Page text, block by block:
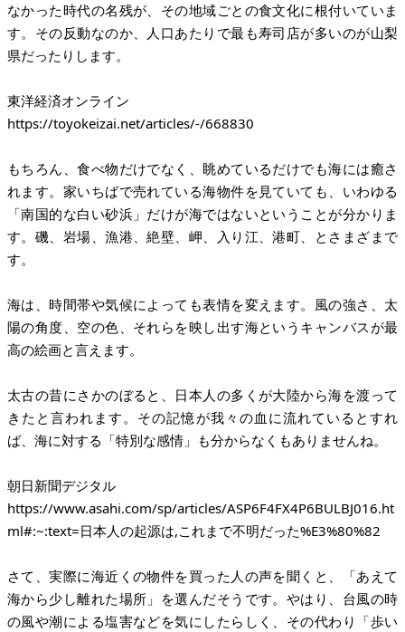
なかった時代の名残が、その地域ごとの食文化に根付いていま
す。その反動なのか、人口あたりで最も寿司店が多いのが山梨
県だったりします。
https://toyokeizai.net/articles/-/668830
もちろん、食べ物だけでなく、眺めているだけでも海には癒さ
れます。家いちばで売れている海物件を見ていても、いわゆる
「南国的な白い砂浜」だけが海ではないということが分かりま
す。磯、岩場、漁港、絶壁、岬、入り江、港町、とさまざまで
す。
海は、時間帯や気候によっても表情を変えます。風の強さ、太
陽の角度、空の色、それらを映し出す海というキャンバスが最
高の絵画と言えます。
太古の昔にさかのぼると、日本人の多くが大陸から海を渡って
きたと言われます。その記憶が我々の血に流れているとすれ
ば、海に対する「特別な感情」も分からなくもありませんね。
https://www.asahi.com/sp/articles/ASP6F4FX4P6BULBJ016.ht
ml#:~:text=日本人の起源は,これまで不明だった%E3%80%82
さて、実際に海近くの物件を買った人の声を聞くと、「あえて
海から少し離れた場所」を選んだそうです。やはり、台風の時
の風や潮による塩害などを気にしたらしく、その代わり「歩い